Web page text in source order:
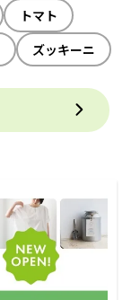
トマト
ズッキーニ